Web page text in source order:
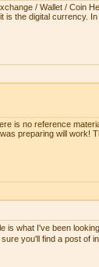
/ Wallet / Coin
the digital currency.
is no reference
preparing will work!
is what I've been
you'll find a post of